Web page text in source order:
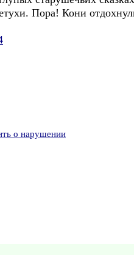
Пора! Кони
о нарушении